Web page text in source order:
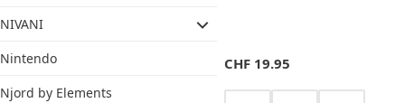
NIVANI
Nintendo
Njord by Elements
CHF 19.95